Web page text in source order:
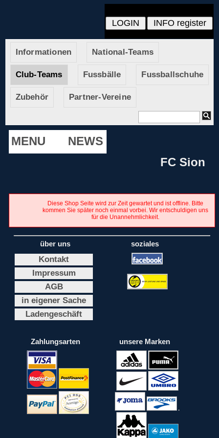
Informationen National-Teams
Club-Teams Fussbälle Fussballschuhe
Zubehör Partner-Vereine
MENU
NEWS
FC Sion
Diese Shop Seite wird zur Zeit gewartet und ist offline. Bitte
kommen Sie später noch einmal vorbei. Wir entschuldigen uns
für die Unannehmlichkeit.
über uns
Kontakt
Impressum
AGB
in eigener Sache
Ladengeschäft
soziales
Zahlungsarten unsere Marken